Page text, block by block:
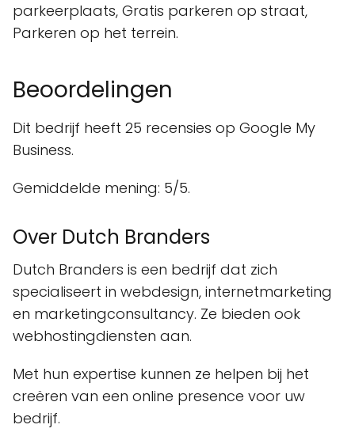
parkeerplaats, Gratis parkeren op straat,
Parkeren op het terrein.
Beoordelingen
Dit bedrijf heeft 25 recensies op Google My
Business.
Gemiddelde mening: 5/5.
Over Dutch Branders
Dutch Branders is een bedrijf dat zich
specialiseert in webdesign, internetmarketing
en marketingconsultancy. Ze bieden ook
webhostingdiensten aan.
Met hun expertise kunnen ze helpen bij het
creëren van een online presence voor uw
bedrijf.